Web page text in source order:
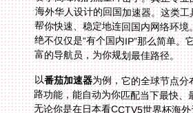
富的导航员，为你规划最佳路径。
以番茄加速器为例，它的全球节点分
路功能，能自动为你匹配当下
无论你是在日本看CCTV5世
欧洲深夜追中超，它都能让你
更重要的是，它的稳定无限流
看比赛不会因为突然的流量耗
专线传输并加密，既保障了流